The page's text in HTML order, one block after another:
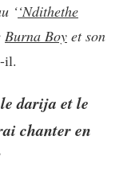
‘‘Ndithethe
Burna Boy et son
il.
darija et le
chanter en